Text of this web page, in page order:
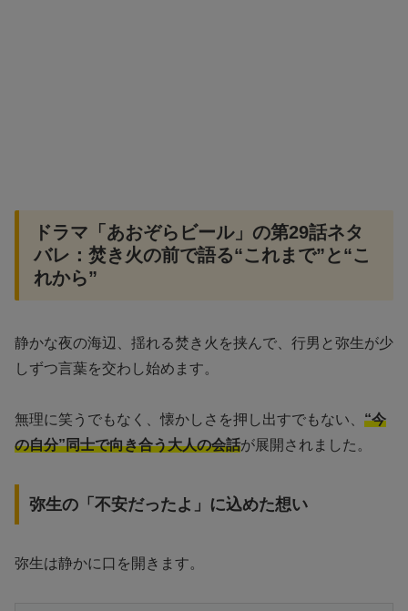
ドラマ「あおぞらビール」の第29話ネタ
バレ：焚き火の前で語る“これまで”と“こ
れから”
静かな夜の海辺、揺れる焚き火を挟んで、行男と弥生が少
しずつ言葉を交わし始めます。
無理に笑うでもなく、懐かしさを押し出すでもない、 “今
の自分”同士で向き合う大人の会話が展開されました。
弥生の「不安だったよ」に込めた想い
弥生は静かに口を開きます。